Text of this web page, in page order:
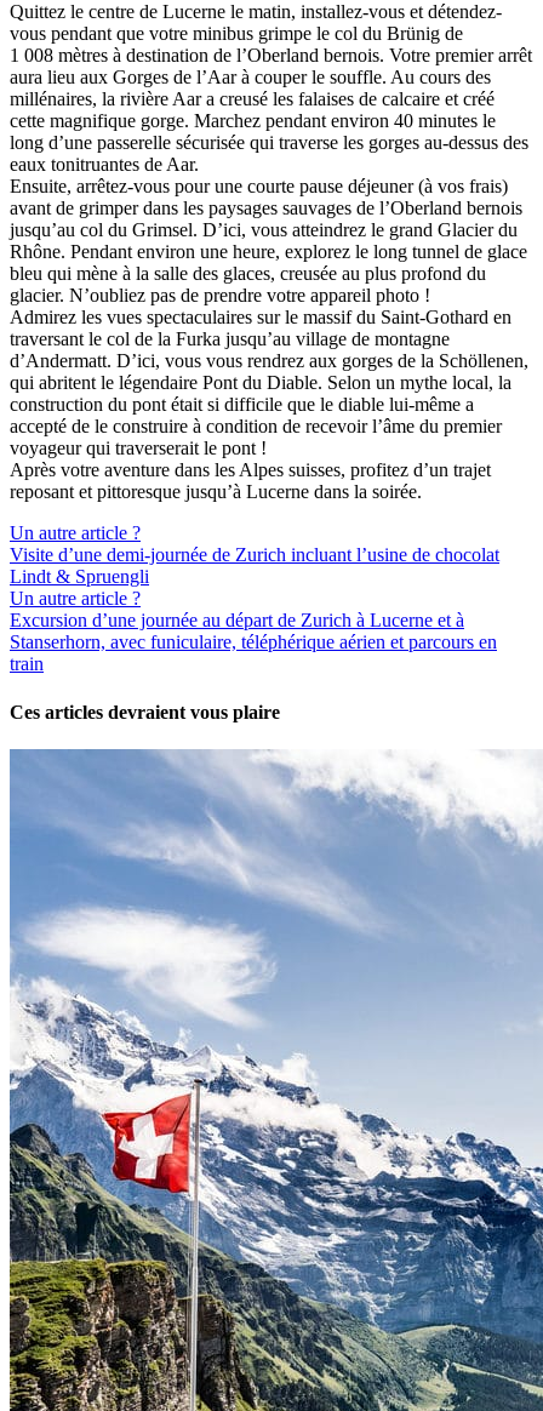
Quittez le centre de Lucerne le matin, installez-vous et détendez-
vous pendant que votre minibus grimpe le col du Brünig de
1 008 mètres à destination de l’Oberland bernois. Votre premier arrêt
aura lieu aux Gorges de l’Aar à couper le souffle. Au cours des
millénaires, la rivière Aar a creusé les falaises de calcaire et créé
cette magnifique gorge. Marchez pendant environ 40 minutes le
long d’une passerelle sécurisée qui traverse les gorges au-dessus des
eaux tonitruantes de Aar.
Ensuite, arrêtez-vous pour une courte pause déjeuner (à vos frais)
avant de grimper dans les paysages sauvages de l’Oberland bernois
jusqu’au col du Grimsel. D’ici, vous atteindrez le grand Glacier du
Rhône. Pendant environ une heure, explorez le long tunnel de glace
bleu qui mène à la salle des glaces, creusée au plus profond du
glacier. N’oubliez pas de prendre votre appareil photo !
Admirez les vues spectaculaires sur le massif du Saint-Gothard en
traversant le col de la Furka jusqu’au village de montagne
d’Andermatt. D’ici, vous vous rendrez aux gorges de la Schöllenen,
qui abritent le légendaire Pont du Diable. Selon un mythe local, la
construction du pont était si difficile que le diable lui-même a
accepté de le construire à condition de recevoir l’âme du premier
voyageur qui traverserait le pont !
Après votre aventure dans les Alpes suisses, profitez d’un trajet
reposant et pittoresque jusqu’à Lucerne dans la soirée.
Un autre article ?
Visite d’une demi-journée de Zurich incluant l’usine de chocolat
Lindt & Spruengli
Un autre article ?
Excursion d’une journée au départ de Zurich à Lucerne et à
Stanserhorn, avec funiculaire, téléphérique aérien et parcours en
train
Ces articles devraient vous plaire